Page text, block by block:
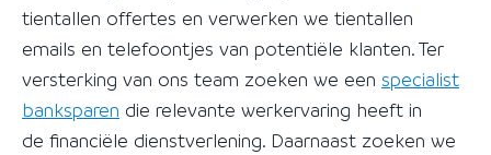
tientallen offertes en verwerken we tientallen
emails en telefoontjes van potentiële klanten. Ter
versterking van ons team zoeken we een specialist
banksparen die relevante werkervaring heeft in
de financiële dienstverlening. Daarnaast zoeken we